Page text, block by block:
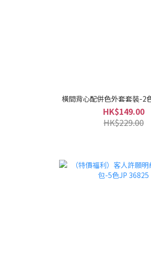
橫間背心配併色外套套裝-2
HK$149.00
HK$229.00